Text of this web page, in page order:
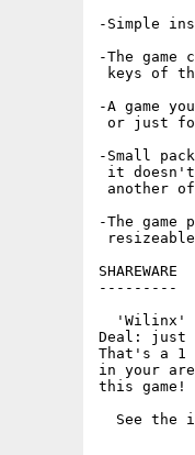
-Simple
-The game
keys of
-A game
or just
-Small
it doesn't
another of
-The game
SHAREWARE
---------
'Wilinx'
Deal: just
That's a 1
in your
this game!
See the